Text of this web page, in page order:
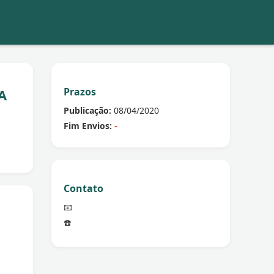
Prazos
Publicação: 08/04/2020
Fim Envios: -
Contato
📧
☎️